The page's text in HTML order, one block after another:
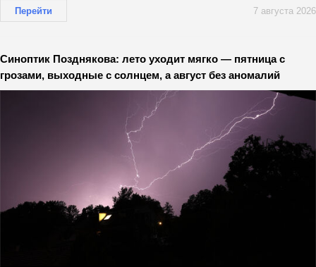
Перейти 7 августа 2026
Синоптик Позднякова: лето уходит мягко — пятница с
грозами, выходные с солнцем, а август без аномалий